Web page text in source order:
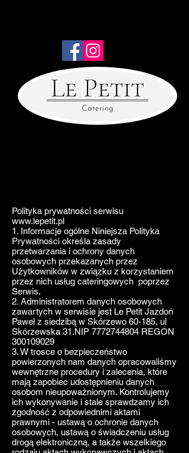
Polityka prywatności serwisu
www.lepetit.pl
1. Informacje ogólne Niniejsza Polityka
Prywatności określa zasady
przetwarzania i ochrony danych
osobowych przekazanych przez
Użytkowników w związku z korzystaniem
przez nich usług cateringowych poprzez
Serwis.
2. Administratorem danych osobowych
zawartych w serwisie jest Le Petit Jazdoń
Paweł z siedzibą w Skórzewo 60-185, ul
Skórzewska 31.NIP 7772744804 REGON
300109029
3. W trosce o bezpieczeństwo
powierzonych nam danych opracowaliśmy
wewnętrzne procedury i zalecenia, które
mają zapobiec udostępnieniu danych
osobom nieupoważnionym. Kontrolujemy
ich wykonywanie i stale sprawdzamy ich
zgodność z odpowiednimi aktami
prawnymi - ustawą o ochronie danych
osobowych, ustawą o świadczeniu usług
drogą elektroniczną, a także wszelkiego